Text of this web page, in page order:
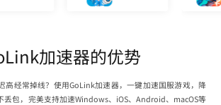
加速器的优势
高经常掉线？使用GoLink加速器，一键加速国服游戏，降
丢包，完美支持加速Windows、iOS、Android、macOS等